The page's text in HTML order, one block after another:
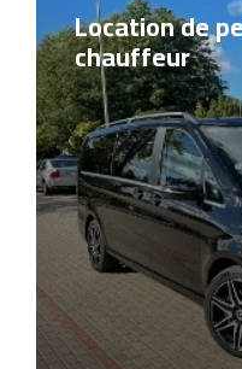
Location de
chauffeur